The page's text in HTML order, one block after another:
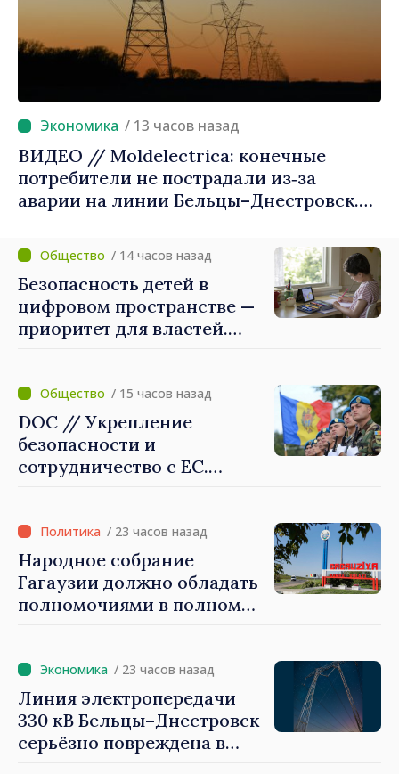
/ 13 часов назад
ВИДЕО // Moldelectrica: конечные
потребители не пострадали из‑за
аварии на линии Бельцы–Днестровск.
приоритетном режиме
/ 14 часов назад
Безопасность детей в
цифровом пространстве —
приоритет для властей.
которые будут их
защищать»
/ 15 часов назад
DOC // Укрепление
безопасности и
сотрудничество с ЕС.
обороны на 2024–2034 годы
опубликована в Monitorul
Oficial
/ 23 часов назад
Народное собрание
Гагаузии должно обладать
полномочиями в полном
быть свободными и
честными»
/ 23 часов назад
Линия электропередачи
330 кВ Бельцы–Днестровск
серьёзно повреждена в